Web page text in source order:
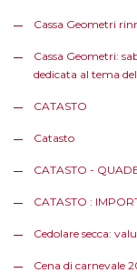
Cassa Geometri
Cassa Geometri:
dedicata al tema
CATASTO
Catasto
CATASTO -
CATASTO :
Cedolare secca:
Cena di carnevale